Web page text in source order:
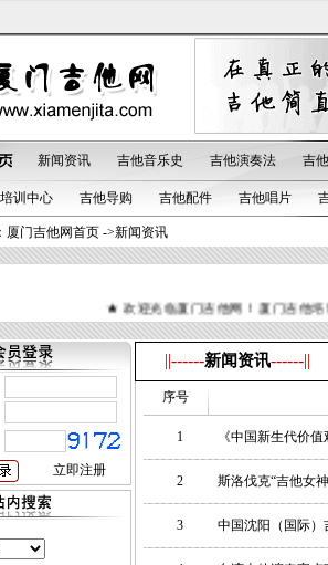
新闻资讯 吉他音乐史 吉他演奏法 吉
训中心 吉他导购 吉他配件 吉他唱片
厦门吉他网首页 ->新闻资讯
★ 欢迎光临厦门吉他网！ 厦门吉他培训
立即注册
||------新闻资讯------||
序号
1 《中国新生代价
2 斯洛伐克“吉他女
3 中国沈阳（国际）